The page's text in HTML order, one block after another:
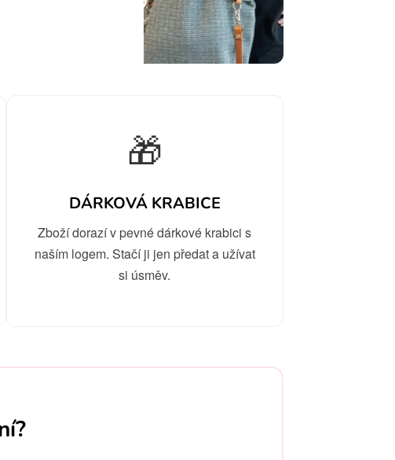
🎁
DÁRKOVÁ KRABICE
Zboží dorazí v pevné dárkové krabici s
naším logem. Stačí ji jen předat a užívat
si úsměv.